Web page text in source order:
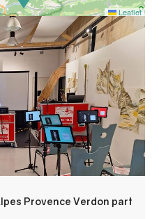
Provence Verdon s'installe
c'est un musée numérique,
un fablab et une
riche et ludique vous
Provence Verdon part
Leaflet